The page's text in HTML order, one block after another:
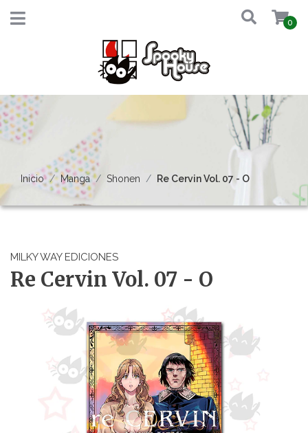
0
Inicio Manga Shonen Re Cervin Vol. 07 - O
MILKY WAY EDICIONES
Re Cervin Vol. 07 - O